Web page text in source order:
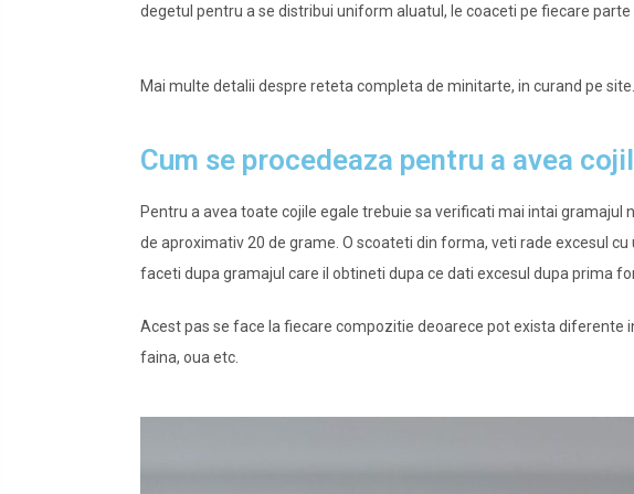
degetul pentru a se distribui uniform aluatul, le coaceti pe fiecare
Mai multe detalii despre reteta completa de minitarte, in curand pe site.
Cum se procedeaza pentru a avea
Pentru a avea toate cojile egale trebuie sa verificati mai intai gramajul
de aproximativ 20 de grame. O scoateti din forma, veti rade excesul
faceti dupa gramajul care il obtineti dupa ce dati excesul dupa prima
Acest pas se face la fiecare compozitie deoarece pot exista diferente
faina, oua etc.